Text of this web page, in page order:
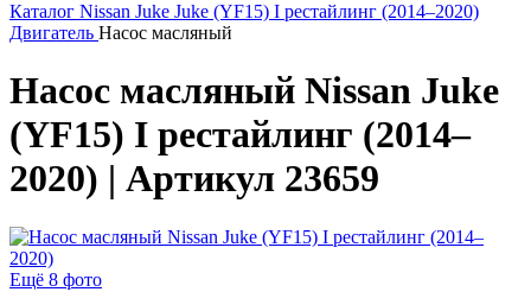
Каталог Nissan Juke Juke (YF15) I рестайлинг (2014–2020)
Двигатель Насос масляный
Насос масляный Nissan Juke
(YF15) I рестайлинг (2014–
2020) | Артикул 23659
Ещё 8 фото